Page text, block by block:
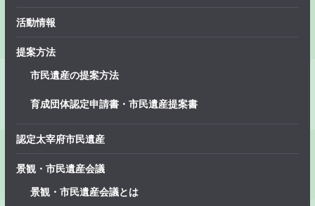
活動情報
提案方法
市民遺産の提案方法
育成団体認定申請書・市民遺産提案書
認定太宰府市民遺産
景観・市民遺産会議
景観・市民遺産会議とは